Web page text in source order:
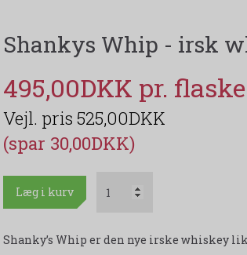
Shankys Whip - irsk
495,00DKK
525,00DKK
(spar 30,00DKK)
Læg i kurv
Shanky’s Whip er den nye irske whiskey